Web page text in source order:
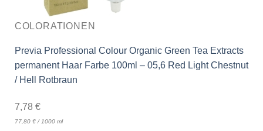
COLORATIONEN
Previa Professional Colour Organic Green Tea Extracts
permanent Haar Farbe 100ml – 05,6 Red Light Chestnut
/ Hell Rotbraun
7,78 €
77,80 €/1000 ml